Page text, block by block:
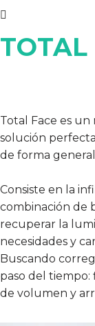
TOTAL
Total Face es
solución
de forma
Consiste en la
combinación de
recuperar la
necesidades y
Buscando
paso del tiempo:
de volumen y